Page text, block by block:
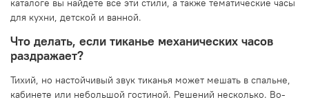
каталоге вы найдете все эти стили, а также тематические часы
для кухни, детской и ванной.
Что делать, если тиканье механических часов
раздражает?
Тихий, но настойчивый звук тиканья может мешать в спальне,
кабинете или небольшой гостиной. Решений несколько. Во-